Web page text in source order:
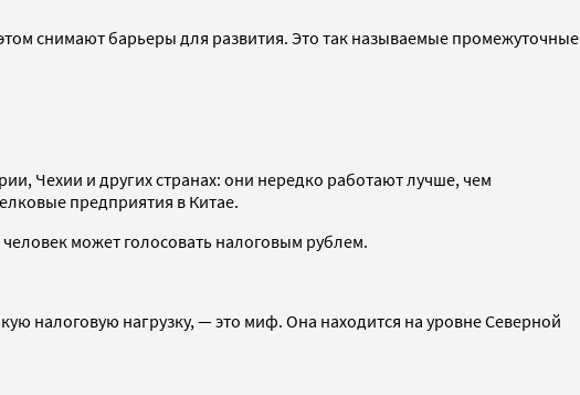
снимают барьеры для развития. Это так называемые промежуточные
Чехии и других странах: они нередко работают лучше, чем
предприятия в Китае.
может голосовать налоговым рублем.
налоговую нагрузку, — это миф. Она находится на уровне Северной